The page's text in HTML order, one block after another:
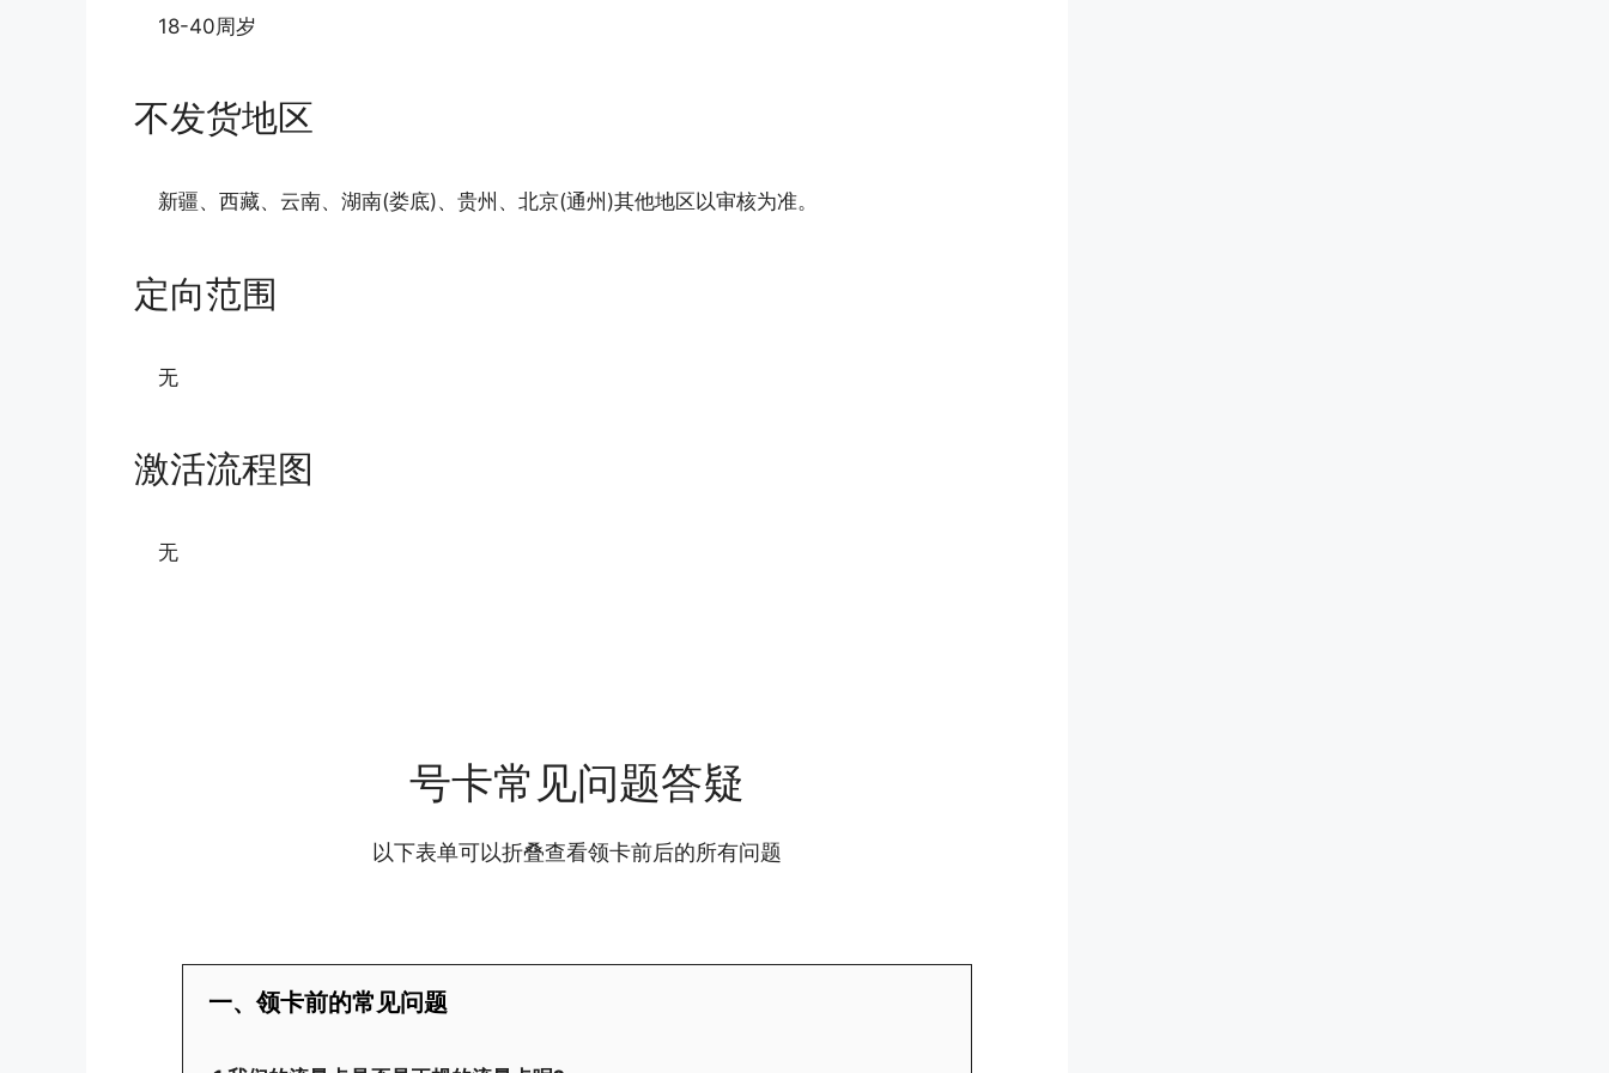
18-40周岁
不发货地区
新疆、西藏、云南、湖南(娄底)、贵州、北京(通州)其他地区以审核为准。
定向范围
无
激活流程图
无
号卡常见问题答疑
以下表单可以折叠查看领卡前后的所有问题
一、领卡前的常见问题